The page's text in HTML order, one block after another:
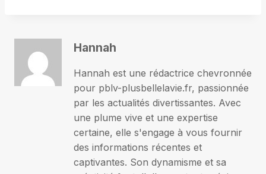
Hannah
Hannah est une rédactrice chevronnée
pour pblv-plusbellelavie.fr, passionnée
par les actualités divertissantes. Avec
une plume vive et une expertise
certaine, elle s'engage à vous fournir
des informations récentes et
captivantes. Son dynamisme et sa